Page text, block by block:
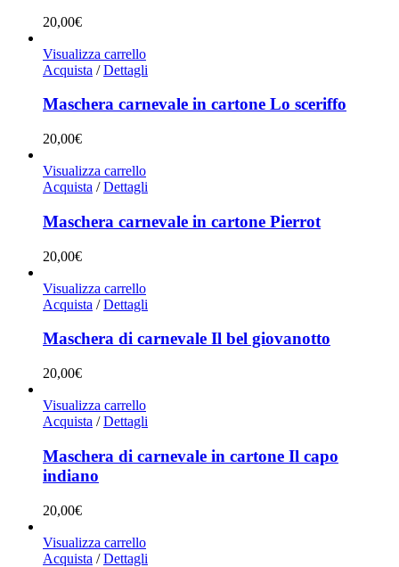
20,00€
Visualizza carrello
Acquista / Dettagli
Maschera carnevale in cartone Lo sceriffo
20,00€
Visualizza carrello
Acquista / Dettagli
Maschera carnevale in cartone Pierrot
20,00€
Visualizza carrello
Acquista / Dettagli
Maschera di carnevale Il bel giovanotto
20,00€
Visualizza carrello
Acquista / Dettagli
Maschera di carnevale in cartone Il capo
indiano
20,00€
Visualizza carrello
Acquista / Dettagli